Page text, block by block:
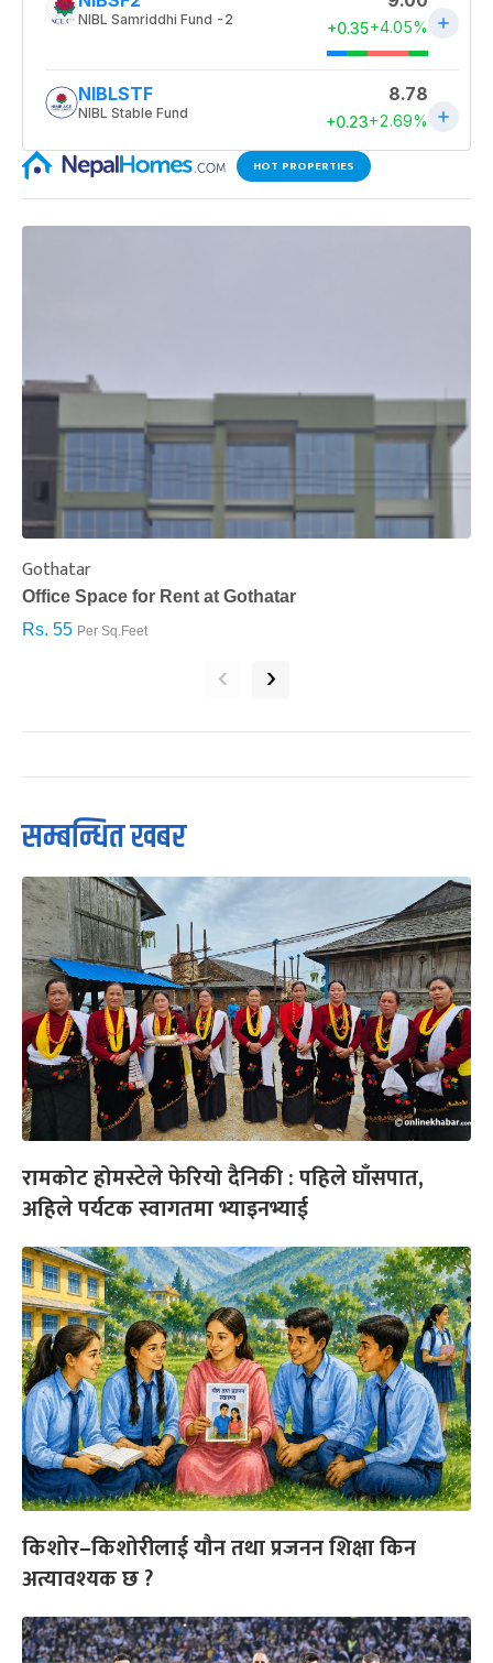
HOT PROPERTIES
Gothatar
Office Space for Rent at Gothatar
Rs. 55 Per Sq.Feet
‹ ›
सम्बन्धित खबर
रामकोट होमस्टेले फेरियो दैनिकी : पहिले घाँसपात,
अहिले पर्यटक स्वागतमा भ्याइनभ्याई
किशोर–किशोरीलाई यौन तथा प्रजनन शिक्षा किन
अत्यावश्यक छ ?